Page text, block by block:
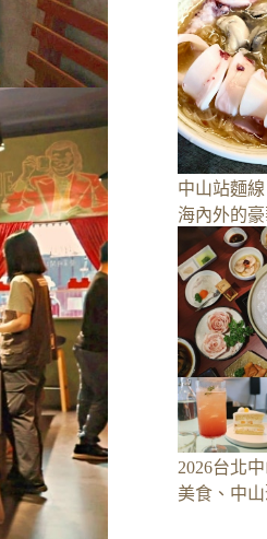
中山站麵
海內外的
2026台北
美食、中